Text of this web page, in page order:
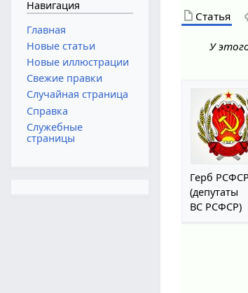
Статья
У
Герб РСФСР
(депутаты
ВС РСФСР)
Навигация
Главная
Новые статьи
Новые иллюстрации
Свежие правки
Случайная страница
Справка
Служебные
страницы